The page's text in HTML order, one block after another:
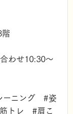
わせ10:30～
ニング #姿
トレ #肩こ